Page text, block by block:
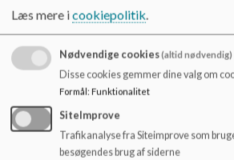
Udeliv
Jord under neglene, mudder, frisk luft,
styrk motorikken, gem dig i skoven. Det
være ude! Naturen er lige uden for døren
venter bare på at blive udforsket.
Læs mere
Læs mere icookiepolitik.
Nødvendige cookies(altid nødvendig)
Disse cookies gemmer dine valg om
Formål: Funktionalitet
SiteImprove
Trafikanalyse fra Siteimprove som
besøgendes brug af siderne